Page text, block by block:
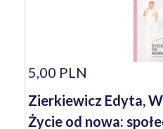
5,00 PLN
Zierkiewicz Edyta,
Życie od nowa: